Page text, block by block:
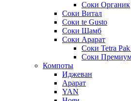
Соки Органик
Соки Витал
Соки te Gusto
Соки Шамб
Соки Арарат
Соки Tetra
Соки Премиум
Компоты
Иджеван
Арарат
YAN